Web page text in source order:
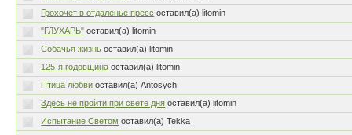
Грохочет в отдаленье пресс оставил(а) litomin
"ГЛУХАРЬ" оставил(а) litomin
Собачья жизнь оставил(а) litomin
125-я годовщина оставил(а) litomin
Птица любви оставил(а) Antosych
Здесь не пройти при свете дня оставил(а) litomin
Испытание Светом оставил(а) Tekka